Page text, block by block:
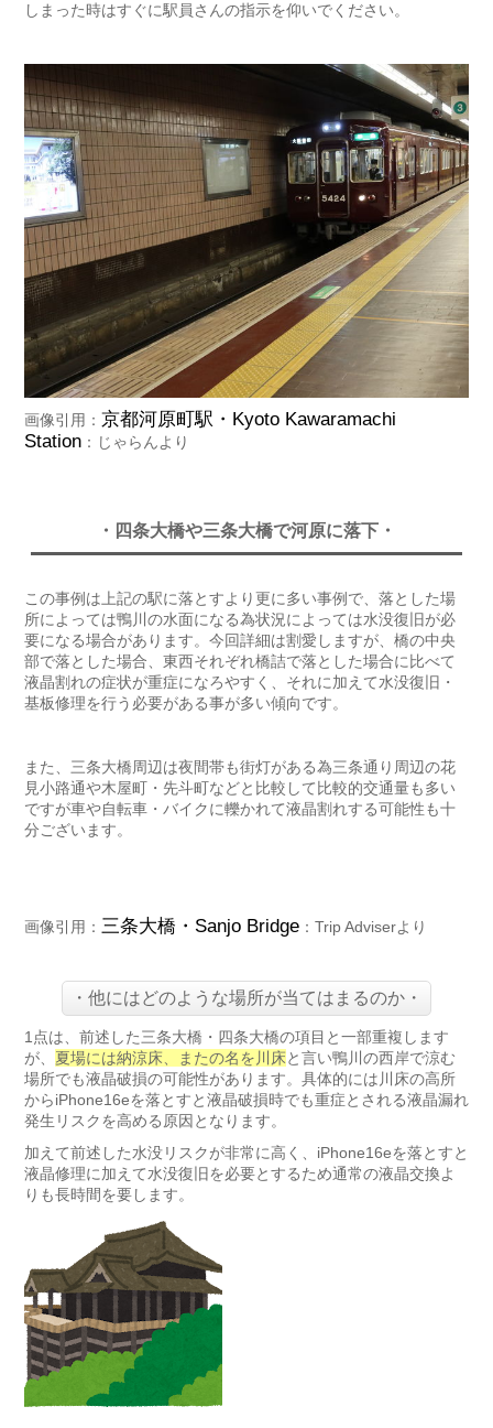
しまった時はすぐに駅員さんの指示を仰いでください。
画像引用： 京都河原町駅・Kyoto Kawaramachi
Station：じゃらんより
・四条大橋や三条大橋で河原に落下・
この事例は上記の駅に落とすより更に多い事例で、落とした場
所によっては鴨川の水面になる為状況によっては水没復旧が必
要になる場合があります。今回詳細は割愛しますが、橋の中央
部で落とした場合、東西それぞれ橋詰で落とした場合に比べて
液晶割れの症状が重症になろやすく、それに加えて水没復旧・
基板修理を行う必要がある事が多い傾向です。
また、三条大橋周辺は夜間帯も街灯がある為三条通り周辺の花
見小路通や木屋町・先斗町などと比較して比較的交通量も多い
ですが車や自転車・バイクに轢かれて液晶割れする可能性も十
分ございます。
画像引用： 三条大橋・Sanjo Bridge：Trip Adviserより
・他にはどのような場所が当てはまるのか・
1点は、前述した三条大橋・四条大橋の項目と一部重複します
が、 夏場には納涼床、またの名を川床と言い鴨川の西岸で涼む
場所でも液晶破損の可能性があります。具体的には川床の高所
からiPhone16eを落とすと液晶破損時でも重症とされる液晶漏れ
発生リスクを高める原因となります。
加えて前述した水没リスクが非常に高く、iPhone16eを落とすと
液晶修理に加えて水没復旧を必要とするため通常の液晶交換よ
りも長時間を要します。